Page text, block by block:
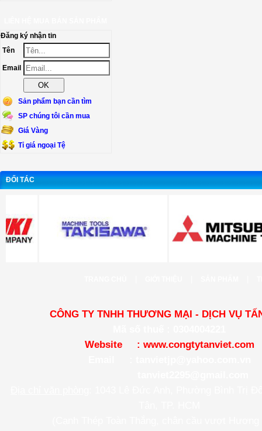
Đăng ký nhận tin
Tên
Email
Sản phẩm bạn cần tìm
SP chúng tôi cần mua
Giá Vàng
Tỉ giá ngoại Tệ
ĐỐI TÁC
CÔNG TY TNHH THƯƠNG MẠI - DỊCH VỤ
Website : www.congtytanviet.com